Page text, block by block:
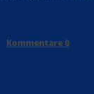
Kommentare0